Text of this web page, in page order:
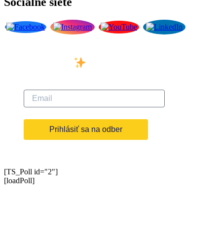
Prihlásiť sa na odber
[TS_Poll id="2"]
[loadPoll]